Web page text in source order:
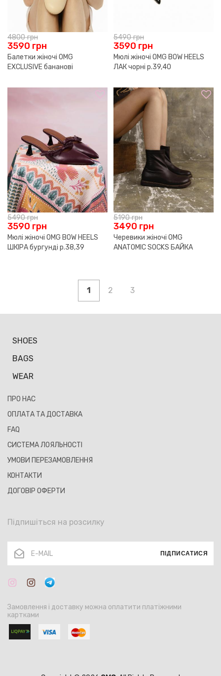
4800грн
3590 грн
Балетки жіночі OMG
EXCLUSIVE бананові
5490грн
3590 грн
Мюлі жіночі OMG BOW HEELS
ЛАК чорні р.39,40
5490грн
3590 грн
Мюлі жіночі OMG BOW HEELS
ШКІРА бургунді р.38,39
5190грн
3490 грн
Черевики жіночі OMG
ANATOMIC SOCKS БАЙКА
1 2 3
SHOES
BAGS
WEAR
ПРО НАС
ОПЛАТА ТА ДОСТАВКА
FAQ
СИСТЕМА ЛОЯЛЬНОСТІ
УМОВИ ПЕРЕЗАМОВЛЕННЯ
КОНТАКТИ
ДОГОВІР ОФЕРТИ
Підпишіться на розсилку
ПІДПИСАТИСЯ
Замовлення і доставку можна оплатити платіжними
картками